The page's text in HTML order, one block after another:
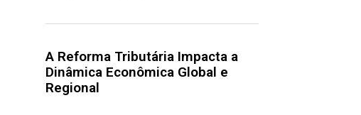
A Reforma Tributária Impacta a
Dinâmica Econômica Global e
Regional